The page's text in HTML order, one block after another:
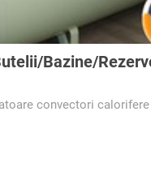
Bazine/
convectori calorifere